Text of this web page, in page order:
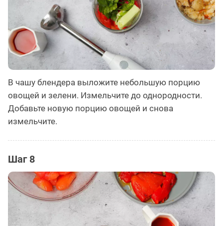
В чашу блендера выложите небольшую порцию
овощей и зелени. Измельчите до однородности.
Добавьте новую порцию овощей и снова
измельчите.
Шаг 8